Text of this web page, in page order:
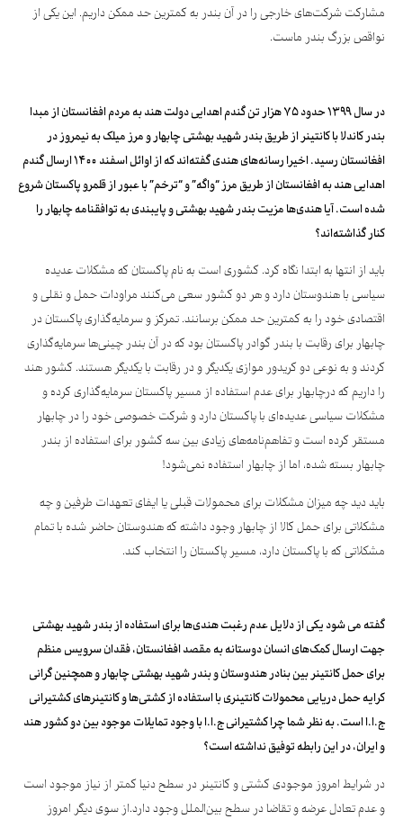
مشارکت شرکت‌های خارجی را در آن بندر به کمترین حد ممکن داریم. این یکی از
نواقص بزرگ بندر ماست.
در سال ۱۳۹۹ حدود ۷۵ هزار تن گندم اهدایی دولت هند به مردم افغانستان از مبدا
بندر کاندلا با کانتینر از طریق بندر شهید بهشتی چابهار و مرز میلک به نیمروز در
افغانستان رسید. اخیرا رسانه‌های هندی گفته‌اند که از اوائل اسفند ۱۴۰۰ ارسال گندم
اهدایی هند به افغانستان از طریق مرز “واگه” و “ترخم” با عبور از قلمرو پاکستان شروع
شده است. آیا هندی‌ها مزیت بندر شهید بهشتی و پایبندی به توافقنامه چابهار را
کنار گذاشته‌اند؟
باید از انتها به ابتدا نگاه کرد. کشوری است به نام پاکستان که مشکلات عدیده
سیاسی با هندوستان دارد و هر دو کشور سعی می‌کنند مراودات حمل و نقلی و
اقتصادی خود را به کمترین حد ممکن برسانند. تمرکز و سرمایه‌گذاری پاکستان در
چابهار برای رقابت با بندر گوادر پاکستان بود که در آن بندر چینی‌ها سرمایه‌گذاری
کردند و به نوعی دو کریدور موازی یکدیگر و در رقابت با یکدیگر هستند. کشور هند
را داریم که درچابهار برای عدم استفاده از مسیر پاکستان سرمایه‌گذاری کرده و
مشکلات سیاسی عدیده‌ای با پاکستان دارد و شرکت خصوصی خود را در چابهار
مستقر کرده است و تفاهم‌نامه‌های زیادی بین سه کشور برای استفاده از بندر
چابهار بسته شده، اما از چابهار استفاده نمی‌شود!
باید دید چه میزان مشکلات برای محمولات قبلی یا ایفای تعهدات طرفین و چه
مشکلاتی برای حمل کالا از چابهار وجود داشته که هندوستان حاضر شده با تمام
مشکلاتی که با پاکستان دارد، مسیر پاکستان را انتخاب کند.
گفته می شود یکی از دلایل عدم رغبت هندی‌ها برای استفاده از بندر شهید بهشتی
جهت ارسال کمک‌های انسان دوستانه به مقصد افغانستان، فقدان سرویس منظم
برای حمل کانتینر بین بنادر هندوستان و بندر شهید بهشتی چابهار و همچنین گرانی
کرایه حمل دریایی محمولات کانتینری با استفاده از کشتی‌ها و کانتینرهای کشتیرانی
ج.ا.ا است. به نظر شما چرا کشتیرانی ج.ا.ا با وجود تمایلات موجود بین دو کشور هند
و ایران، در این رابطه توفیق نداشته است؟
در شرایط امروز موجودی کشتی و کانتینر در سطح دنیا کمتر از نیاز موجود است
و عدم تعادل عرضه و تقاضا در سطح بین‌الملل وجود دارد.از سوی دیگر امروز